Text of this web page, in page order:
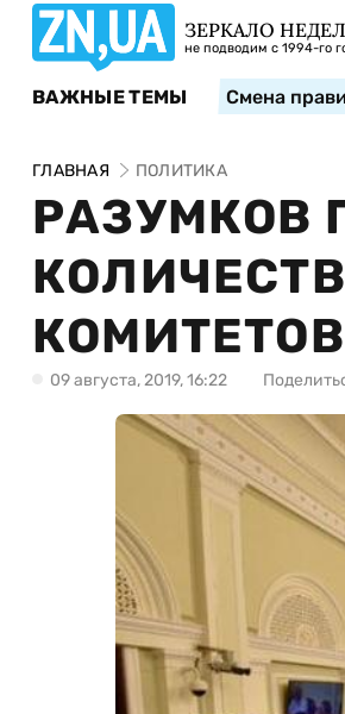
ЗЕРКАЛО
не подводим с 1994-го
ВАЖНЫЕ ТЕМЫ Смена
ГЛАВНАЯ ПОЛИТИКА
РАЗУМКОВ
09 августа, 2019, 16:22